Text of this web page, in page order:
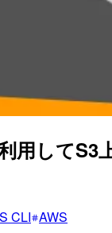
用してS3
CLI AWS